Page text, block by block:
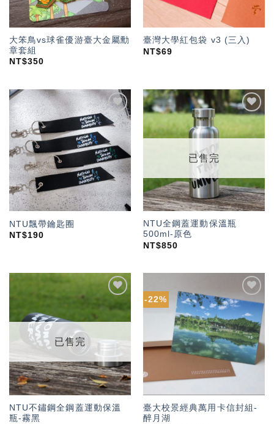
大笨鳥vs球雀優游臺大金屬勳
章套組
NT$350
臺灣大學紅包袋 v3 (三入)
NT$69
加入
「願
單」
NTU飄帶鑰匙圈
NT$190
加入
望輕
已售完
NTU全鋼蓋運動保溫瓶
500ml-原色
NT$850
加入
「願
望輕
已售完
NTU不鏽鋼全鋼蓋運動保溫
瓶-霧黑
-22%
加入
「願
望輕
單」
臺大校景經典萬用卡信封組-
醉月湖